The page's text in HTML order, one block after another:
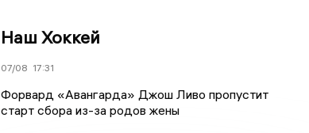
Наш Хоккей
07/08 17:31
Форвард «Авангарда» Джош Ливо пропустит
старт сбора из-за родов жены